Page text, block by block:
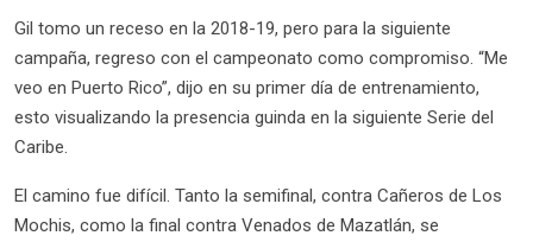
Gil tomo un receso en la 2018-19, pero para la siguiente
campaña, regreso con el campeonato como compromiso. “Me
veo en Puerto Rico”, dijo en su primer día de entrenamiento,
esto visualizando la presencia guinda en la siguiente Serie del
Caribe.
El camino fue difícil. Tanto la semifinal, contra Cañeros de Los
Mochis, como la final contra Venados de Mazatlán, se